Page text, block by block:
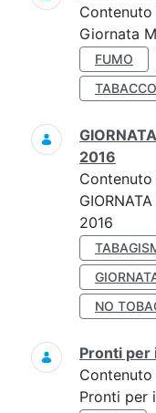
Contenuto
Giornata
FUMO
TABACCO
2016
Contenuto
2016
NO
Pronti per
Contenuto
Pronti per